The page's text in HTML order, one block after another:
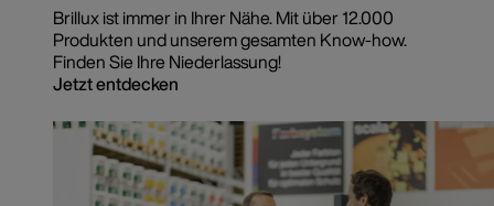
Brillux ist immer in Ihrer Nähe. Mit über 12.000
Produkten und unserem gesamten Know-how.
Finden Sie Ihre Niederlassung!
Jetzt entdecken